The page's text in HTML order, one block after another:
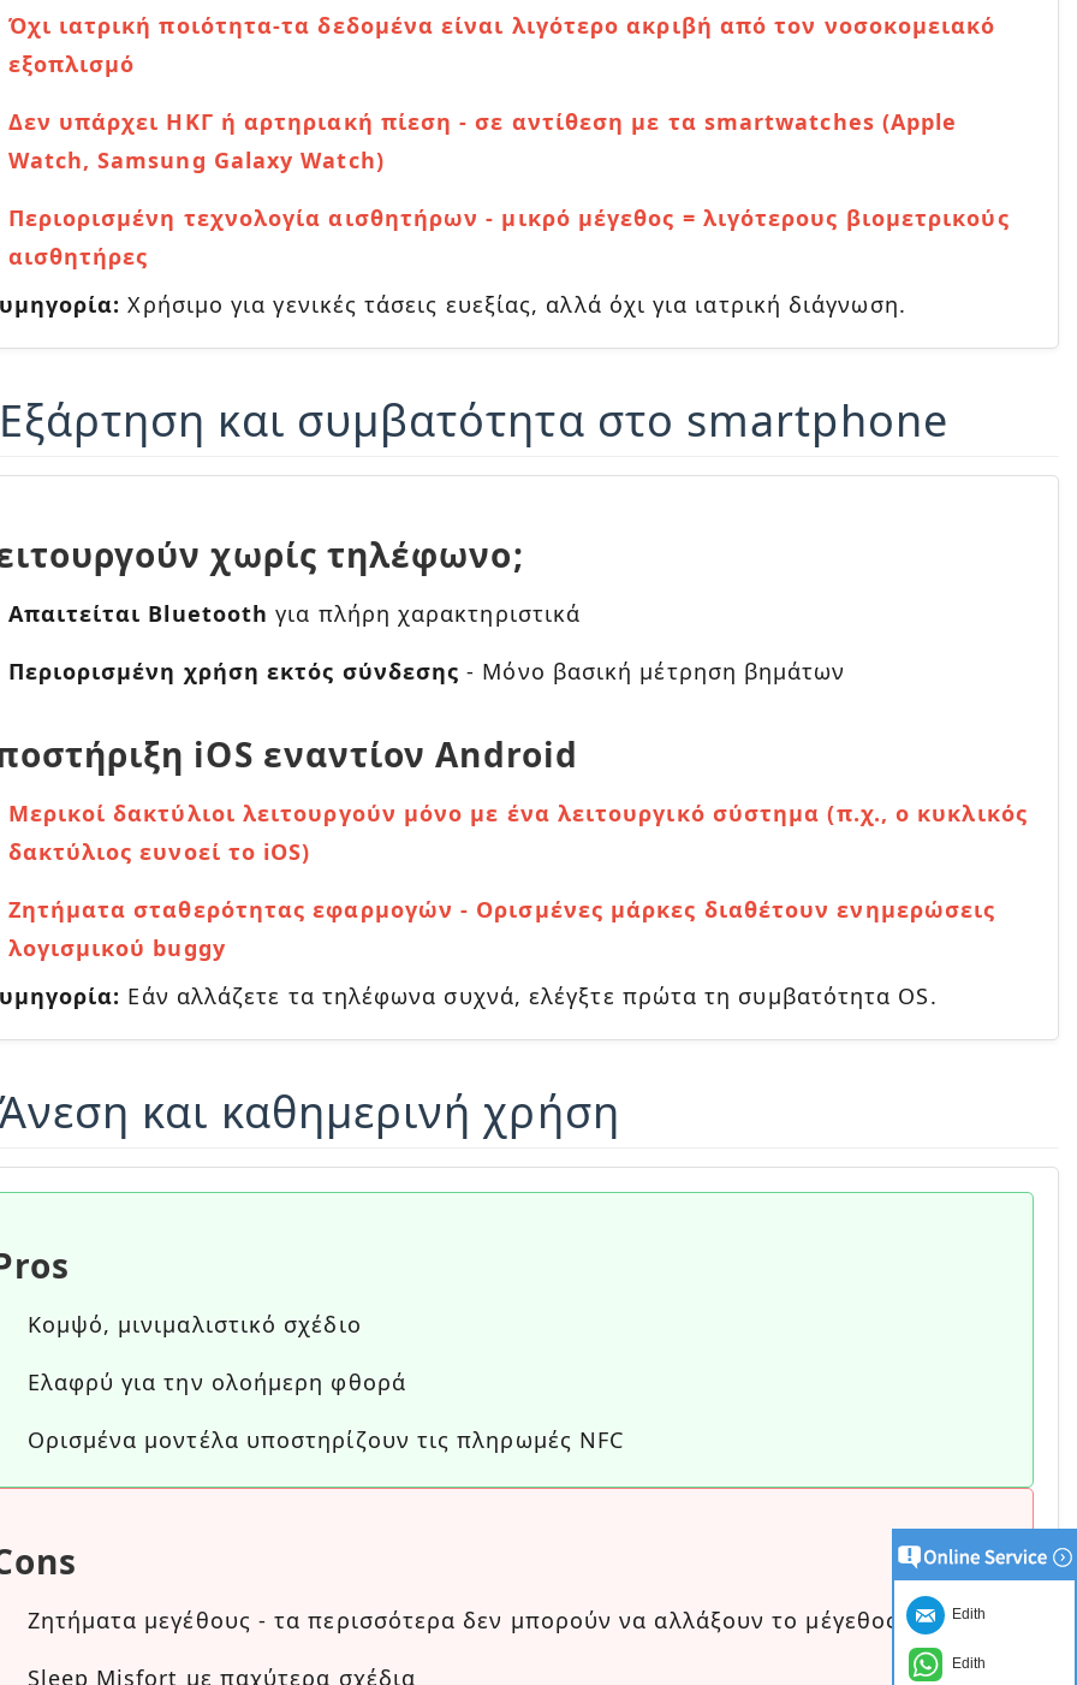
Όχι ιατρική ποιότητα-τα δεδομένα είναι λιγότερο ακριβή από τον νοσοκομειακό
εξοπλισμό
Δεν υπάρχει ΗΚΓ ή αρτηριακή πίεση - σε αντίθεση με τα smartwatches (Apple
Watch, Samsung Galaxy Watch)
Περιορισμένη τεχνολογία αισθητήρων - μικρό μέγεθος = λιγότερους βιομετρικούς
αισθητήρες
Χρήσιμο για γενικές τάσεις ευεξίας, αλλά όχι για ιατρική διάγνωση.
και συμβατότητα στο smartphone
χωρίς τηλέφωνο;
Απαιτείται Bluetooth για πλήρη χαρακτηριστικά
Περιορισμένη χρήση εκτός σύνδεσης - Μόνο βασική μέτρηση βημάτων
iOS εναντίον Android
Μερικοί δακτύλιοι λειτουργούν μόνο με ένα λειτουργικό σύστημα (π.χ., ο κυκλικός
δακτύλιος ευνοεί το iOS)
Ζητήματα σταθερότητας εφαρμογών - Ορισμένες μάρκες διαθέτουν ενημερώσεις
λογισμικού buggy
Εάν αλλάζετε τα τηλέφωνα συχνά, ελέγξτε πρώτα τη συμβατότητα OS.
και καθημερινή χρήση
Κομψό, μινιμαλιστικό σχέδιο
Ελαφρύ για την ολοήμερη φθορά
Ορισμένα μοντέλα υποστηρίζουν τις πληρωμές NFC
Ζητήματα μεγέθους - τα περισσότερα δεν μπορούν να αλλάξουν το μέγεθος
Sleep Misfort με παχύτερα σχέδια
Edith
Edith